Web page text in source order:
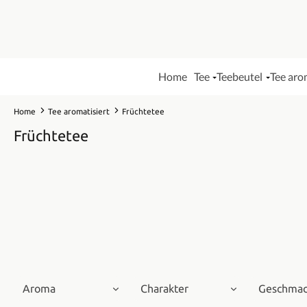
Home Tee Teebeutel Tee
Home Tee aromatisiert Früchtetee
Früchtetee
Aroma Charakter